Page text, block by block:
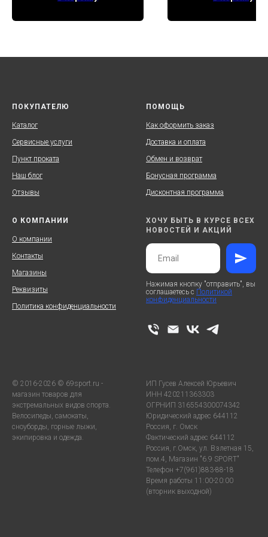
ПОКУПАТЕЛЮ
Каталог
Сервисные услуги
Пункт проката
Наш блог
Отзывы
ПОМОЩЬ
Как оформить заказ
Доставка и оплата
Обмен и возврат
Бонусная программа
Дисконтная программа
О КОМПАНИИ
О компании
Контакты
Магазины
Реквизиты
Политика конфиденциальности
ХОЧУ БЫТЬ В КУРСЕ ВСЕХ
НОВОСТЕЙ И АКЦИЙ
Нажимая кнопку "отправить", вы
соглашаетесь с Политикой
конфиденциальности
© 2016-2026 © 69sport.ru -
магазин товаров для
экстремальных видов спорта.
Велосипеды, самокаты,
сноуборды, горные лыжи,
экипировка и одежда.
ИП Гусев Алексей Юрьевич
ИНН 420211363303
ОГРНИП 316554300074342
Юридический адрес 644112
Россия, г. Омск
Фактический адрес 644112
Россия, г.Омск, ул. Взлетная 15,
пом.4, Магазин "6.9 SPORT"
Телефон +7(961)883-88-18
Время работы 11:00-20:00
(вторник выходной)